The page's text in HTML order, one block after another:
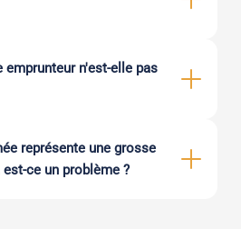
n'est-elle pas
représente une grosse
ce un problème ?